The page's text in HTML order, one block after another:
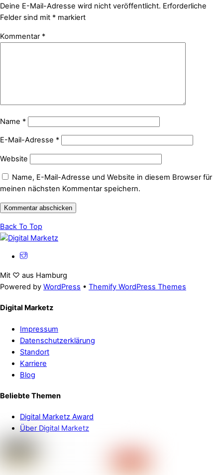
Deine E-Mail-Adresse wird nicht veröffentlicht. Erforderliche
Felder sind mit * markiert
Kommentar *
Name *
E-Mail-Adresse *
Website
Name, E-Mail-Adresse und Website in diesem Browser für
meinen nächsten Kommentar speichern.
Back To Top
Mit ♡ aus Hamburg
Powered by WordPress • Themify WordPress Themes
Digital Marketz
Impressum
Datenschutzerklärung
Standort
Karriere
Blog
Beliebte Themen
Digital Marketz Award
Über Digital Marketz